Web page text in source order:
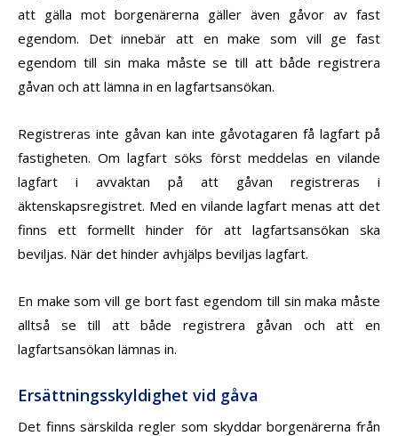
att gälla mot borgenärerna gäller även gåvor av fast
egendom. Det innebär att en make som vill ge fast
egendom till sin maka måste se till att både registrera
gåvan och att lämna in en lagfartsansökan.
Registreras inte gåvan kan inte gåvotagaren få lagfart på
fastigheten. Om lagfart söks först meddelas en vilande
lagfart i avvaktan på att gåvan registreras i
äktenskapsregistret. Med en vilande lagfart menas att det
finns ett formellt hinder för att lagfartsansökan ska
beviljas. När det hinder avhjälps beviljas lagfart.
En make som vill ge bort fast egendom till sin maka måste
alltså se till att både registrera gåvan och att en
lagfartsansökan lämnas in.
Ersättningsskyldighet vid gåva
Det finns särskilda regler som skyddar borgenärerna från